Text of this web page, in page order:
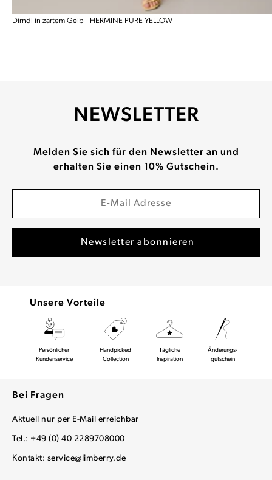
Dirndl in zartem Gelb - HERMINE PURE YELLOW
NEWSLETTER
Melden Sie sich für den Newsletter an und
erhalten Sie einen 10% Gutschein.
Unsere Vorteile
Persönlicher
Kundenservice
Handpicked
Collection
Tägliche
Inspiration
Änderungs-
gutschein
Bei Fragen
Aktuell nur per E-Mail erreichbar
Tel.: +49 (0) 40 2289708000
Kontakt: service@limberry.de